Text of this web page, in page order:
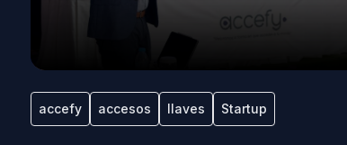
accefy accesos llaves Startup